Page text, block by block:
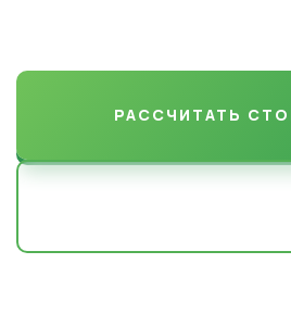
РАССЧИТАТЬ